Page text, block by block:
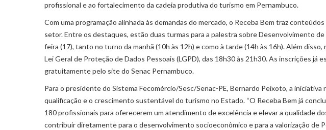
profissional e ao fortalecimento da cadeia produtiva do turismo em Pernambuco.
Com uma programação alinhada às demandas do mercado, o Receba Bem traz
setor. Entre os destaques, estão duas turmas para a palestra sobre Desenvolvimento
feira (17), tanto no turno da manhã (10h às 12h) e como à tarde (14h às 16h). Além
Lei Geral de Proteção de Dados Pessoais (LGPD), das 18h30 às 21h30. As inscrições já
gratuitamente pelo site do Senac Pernambuco.
Para o presidente do Sistema Fecomércio/Sesc/Senac-PE, Bernardo Peixoto, a
qualificação e o crescimento sustentável do turismo no Estado. “O Receba Bem já
180 profissionais para oferecerem um atendimento de excelência e elevar a qualidade
contribuir diretamente para o desenvolvimento socioeconômico e para a valorização de